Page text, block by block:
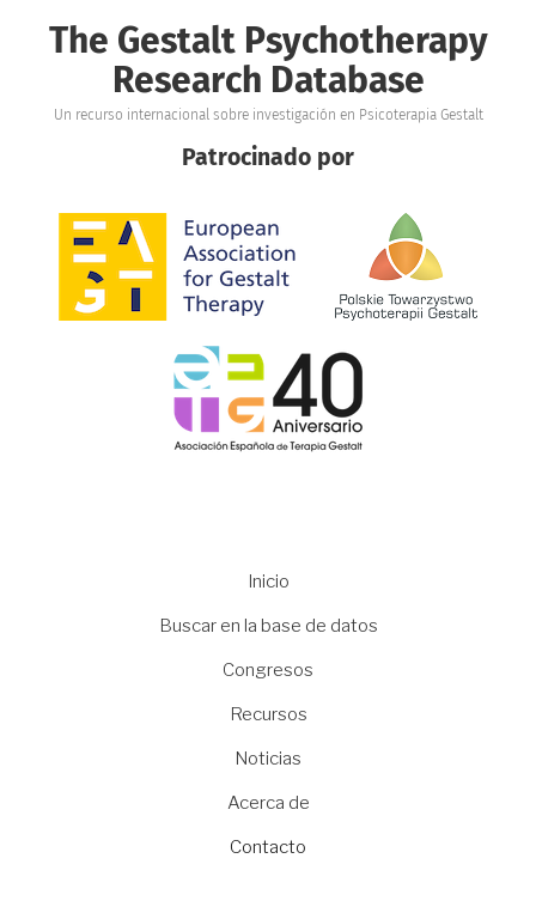
The Gestalt Psychotherapy
Research Database
Un recurso internacional sobre investigación en Psicoterapia Gestalt
Patrocinado por
Imagen Imagen
Imagen
Inicio
Buscar en la base de datos
Congresos
Recursos
Noticias
Acerca de
Contacto